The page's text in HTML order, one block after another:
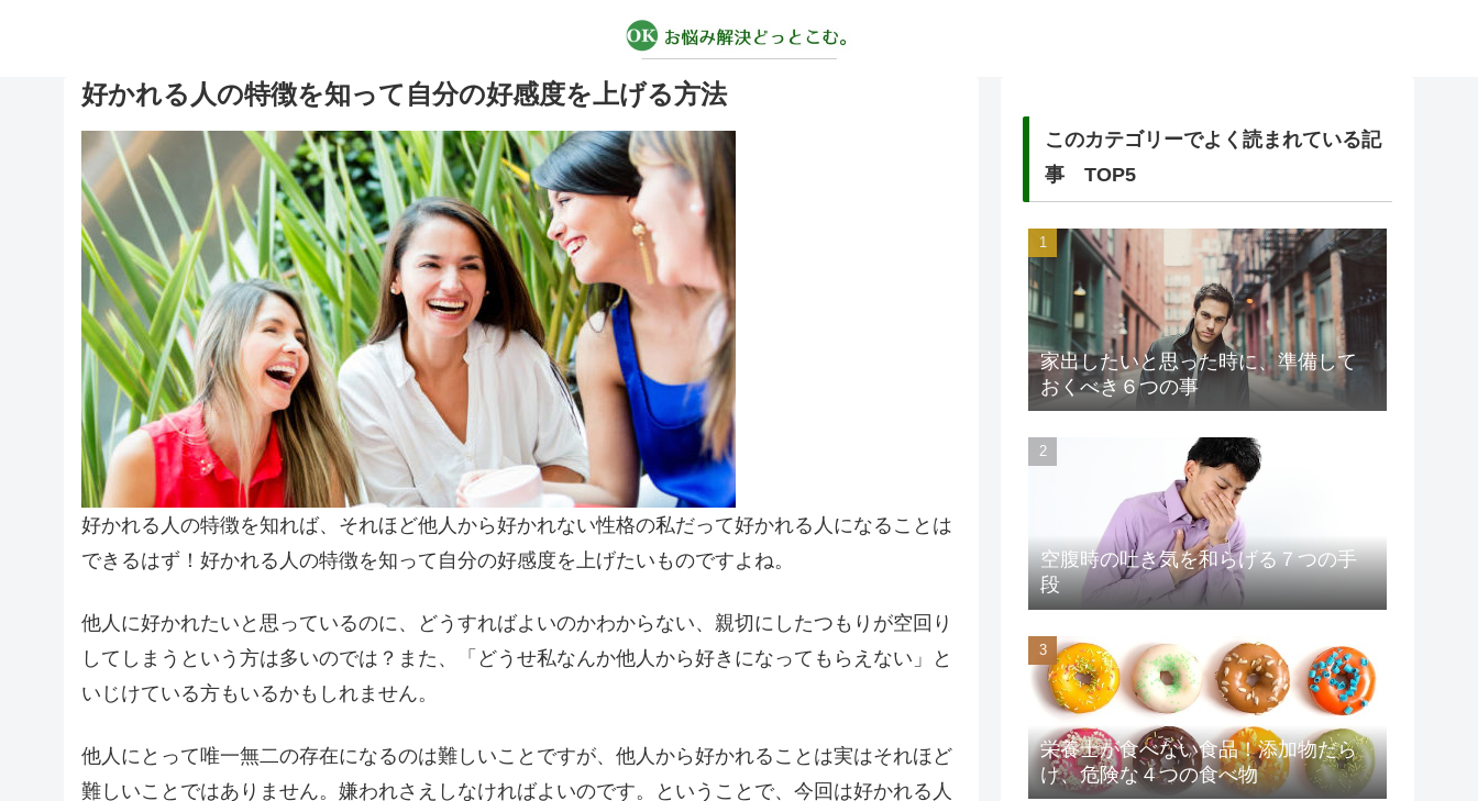
好かれる人の特徴を知って自分の好感度を上げる方法
好かれる人の特徴を知れば、それほど他人から好かれない性格の私だって好かれる人になることは
できるはず！好かれる人の特徴を知って自分の好感度を上げたいものですよね。
他人に好かれたいと思っているのに、どうすればよいのかわからない、親切にしたつもりが空回り
してしまうという方は多いのでは？また、「どうせ私なんか他人から好きになってもらえない」と
いじけている方もいるかもしれません。
他人にとって唯一無二の存在になるのは難しいことですが、他人から好かれることは実はそれほど
難しいことではありません。嫌われさえしなければよいのです。ということで、今回は好かれる人
このカテゴリーでよく読まれている記
事 TOP5
家出したいと思った時に、準備して
おくべき６つの事
空腹時の吐き気を和らげる７つの手
段
栄養士が食べない食品！添加物だら
け、危険な４つの食べ物